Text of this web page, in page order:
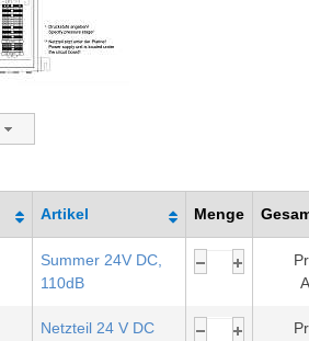
Artikel Menge
Summer 24V DC,
110dB
Netzteil 24 V DC